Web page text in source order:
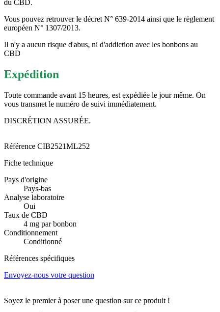
du CBD.
Vous pouvez retrouver le décret N° 639-2014 ainsi que le règlement
européen N° 1307/2013.
Il n'y a aucun risque d'abus, ni d'addiction avec les bonbons au
CBD
Expédition
Toute commande avant 15 heures, est expédiée le jour même. On
vous transmet le numéro de suivi immédiatement.
DISCRÉTION ASSURÉE.
Référence CIB2521ML252
Fiche technique
Pays d'origine
Pays-bas
Analyse laboratoire
Oui
Taux de CBD
4 mg par bonbon
Conditionnement
Conditionné
Références spécifiques
Envoyez-nous votre question
Soyez le premier à poser une question sur ce produit !